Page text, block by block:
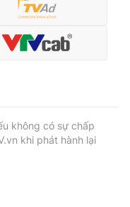
không có sự chấp
khi phát hành lại